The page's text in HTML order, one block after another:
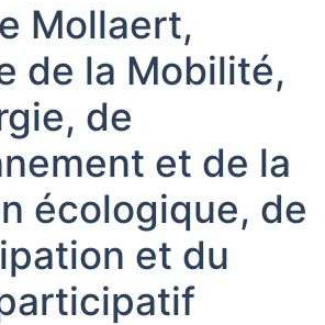
Mollaert,
de la Mobilité,
de
et de la
écologique, de
et du